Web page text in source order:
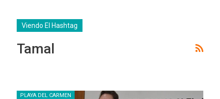
Viendo El Hashtag
Tamal
PLAYA DEL CARMEN